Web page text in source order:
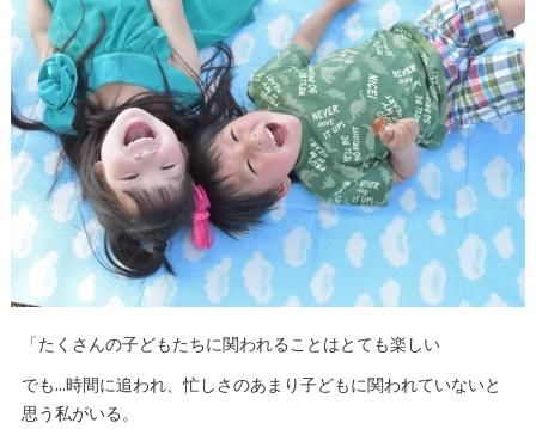
「たくさんの子どもたちに関われることはとても楽しい
でも…時間に追われ、忙しさのあまり子どもに関われていないと
思う私がいる。